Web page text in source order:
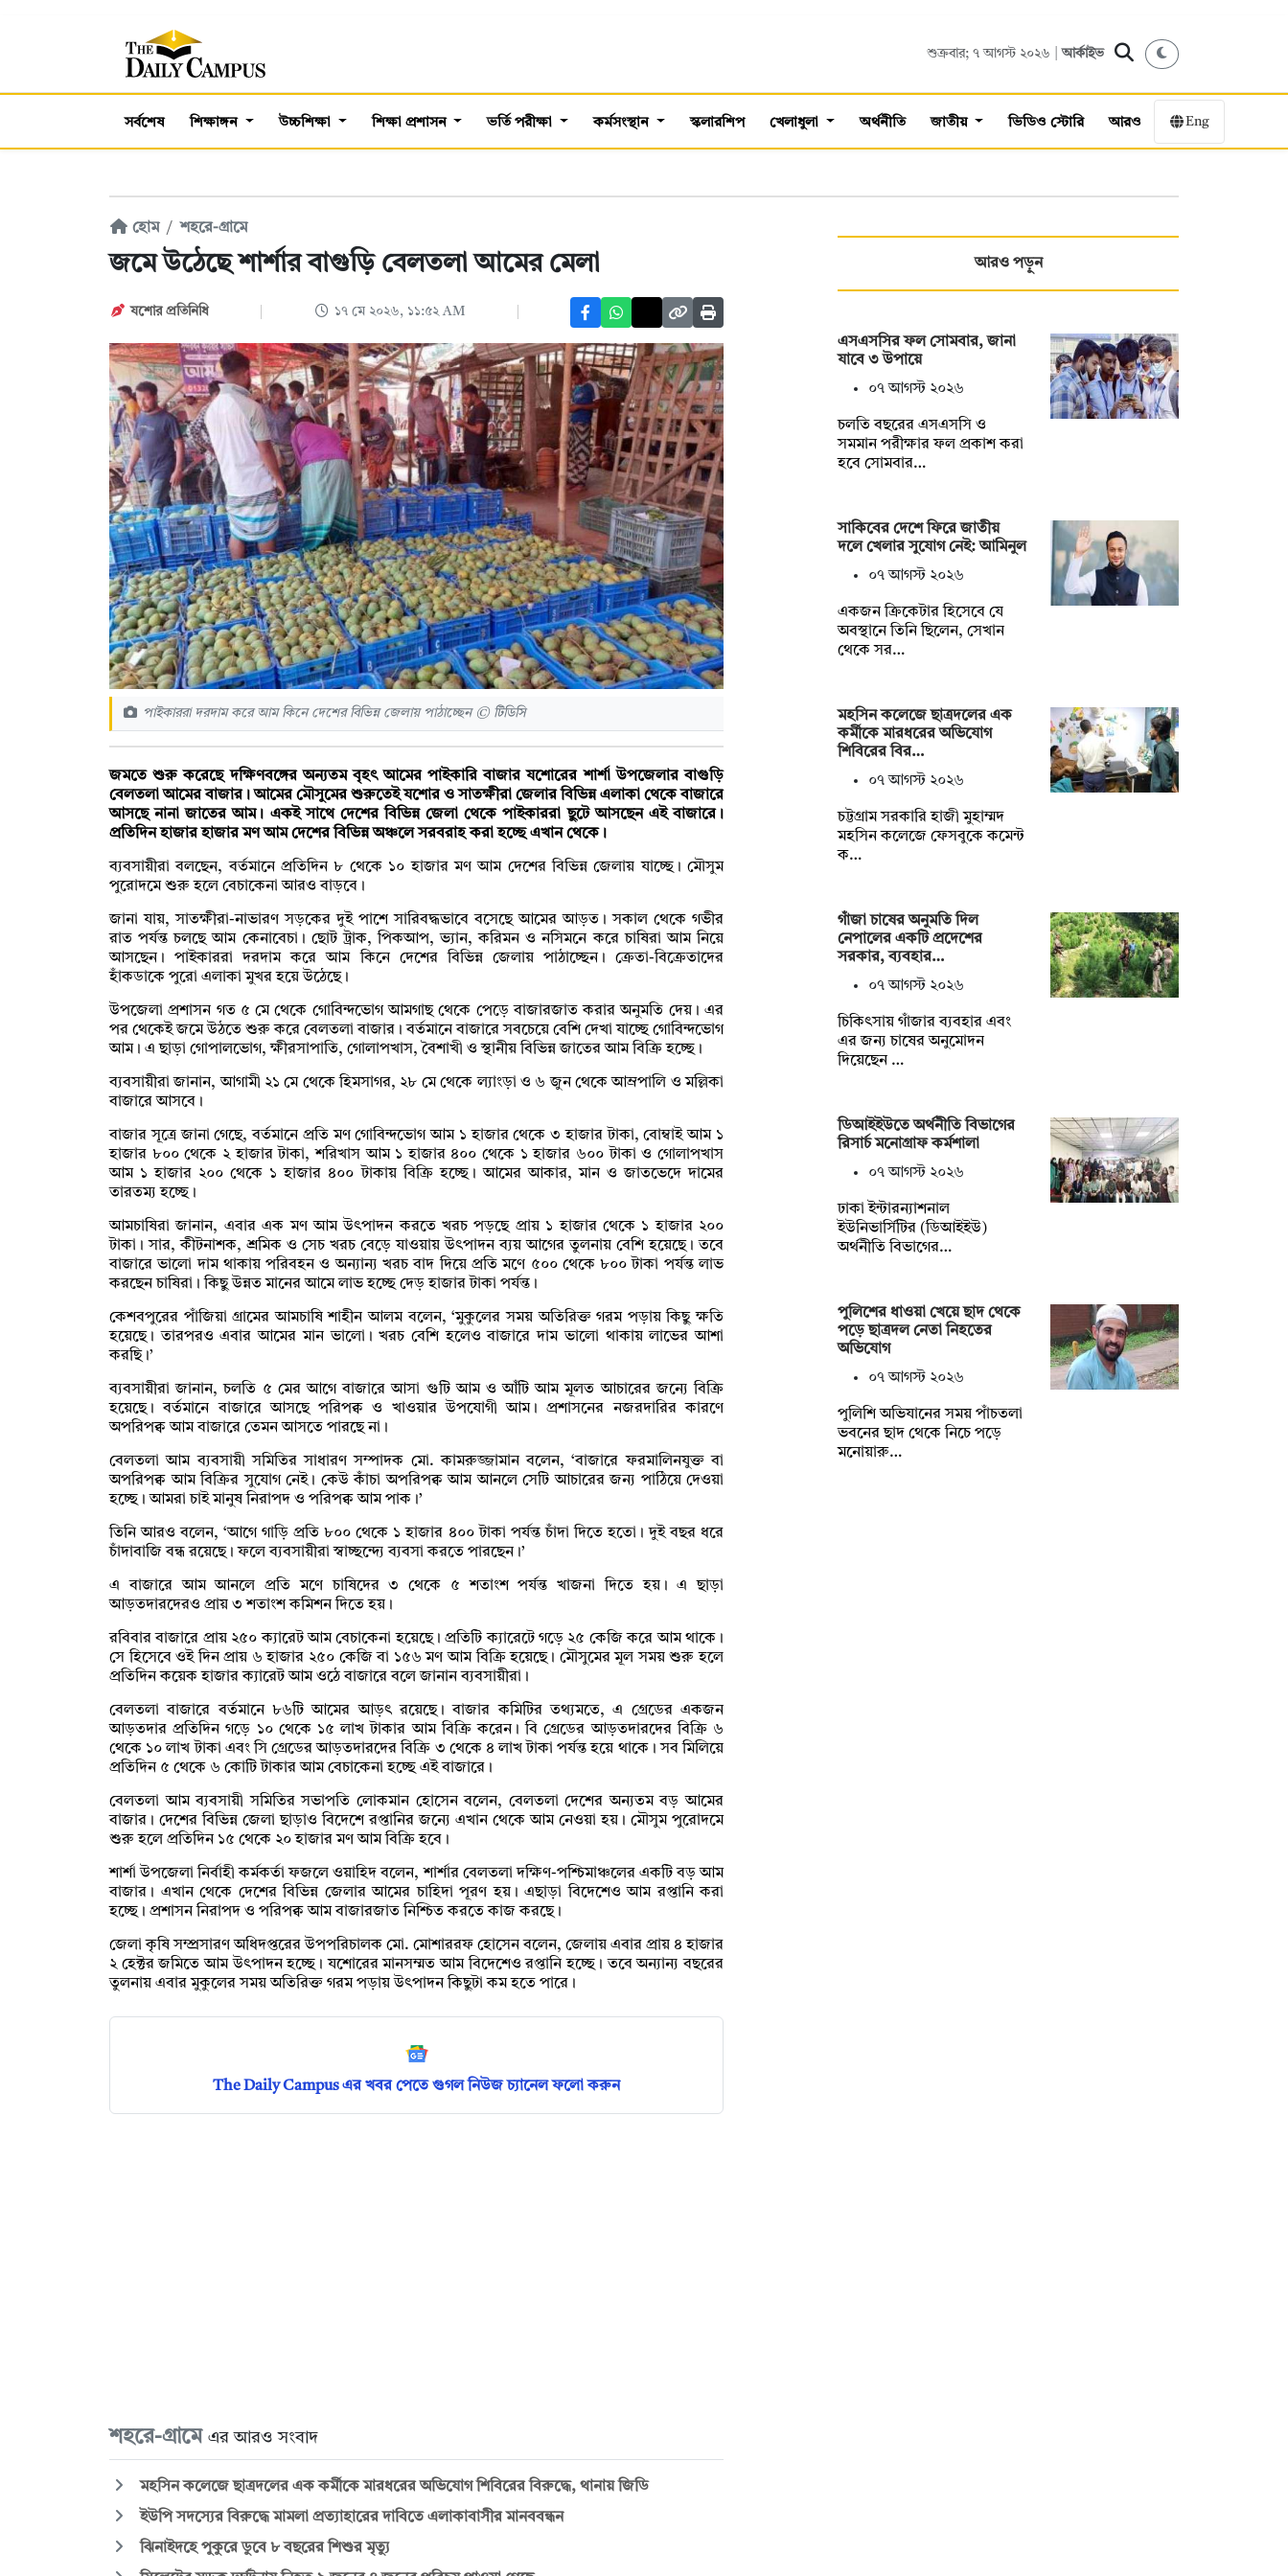
শুক্রবার; ৭ আগস্ট ২০২৬ |আর্কাইভ
সর্বশেষ শিক্ষাঙ্গন উচ্চশিক্ষা শিক্ষা প্রশাসন ভর্তি পরীক্ষা কর্মসংস্থান স্কলারশিপ খেলাধুলা অর্থনীতি জাতীয় ভিডিও স্টোরি আরও Eng
হোম শহরে-গ্রামে
জমে উঠেছে শার্শার বাগুড়ি বেলতলা আমের মেলা
যশোর প্রতিনিধি ১৭ মে ২০২৬, ১১:৫২ AM
পাইকাররা দরদাম করে আম কিনে দেশের বিভিন্ন জেলায় পাঠাচ্ছেন © টিডিসি
জমতে শুরু করেছে দক্ষিণবঙ্গের অন্যতম বৃহৎ আমের পাইকারি বাজার যশোরের শার্শা উপজেলার বাগুড়ি
বেলতলা আমের বাজার। আমের মৌসুমের শুরুতেই যশোর ও সাতক্ষীরা জেলার বিভিন্ন এলাকা থেকে বাজারে
আসছে নানা জাতের আম। একই সাথে দেশের বিভিন্ন জেলা থেকে পাইকাররা ছুটে আসছেন এই বাজারে।
প্রতিদিন হাজার হাজার মণ আম দেশের বিভিন্ন অঞ্চলে সরবরাহ করা হচ্ছে এখান থেকে।
ব্যবসায়ীরা বলছেন, বর্তমানে প্রতিদিন ৮ থেকে ১০ হাজার মণ আম দেশের বিভিন্ন জেলায় যাচ্ছে। মৌসুম
পুরোদমে শুরু হলে বেচাকেনা আরও বাড়বে।
জানা যায়, সাতক্ষীরা-নাভারণ সড়কের দুই পাশে সারিবদ্ধভাবে বসেছে আমের আড়ত। সকাল থেকে গভীর
রাত পর্যন্ত চলছে আম কেনাবেচা। ছোট ট্রাক, পিকআপ, ভ্যান, করিমন ও নসিমনে করে চাষিরা আম নিয়ে
আসছেন। পাইকাররা দরদাম করে আম কিনে দেশের বিভিন্ন জেলায় পাঠাচ্ছেন। ক্রেতা-বিক্রেতাদের
হাঁকডাকে পুরো এলাকা মুখর হয়ে উঠেছে।
উপজেলা প্রশাসন গত ৫ মে থেকে গোবিন্দভোগ আমগাছ থেকে পেড়ে বাজারজাত করার অনুমতি দেয়। এর
পর থেকেই জমে উঠতে শুরু করে বেলতলা বাজার। বর্তমানে বাজারে সবচেয়ে বেশি দেখা যাচ্ছে গোবিন্দভোগ
আম। এ ছাড়া গোপালভোগ, ক্ষীরসাপাতি, গোলাপখাস, বৈশাখী ও স্থানীয় বিভিন্ন জাতের আম বিক্রি হচ্ছে।
ব্যবসায়ীরা জানান, আগামী ২১ মে থেকে হিমসাগর, ২৮ মে থেকে ল্যাংড়া ও ৬ জুন থেকে আম্রপালি ও মল্লিকা
বাজারে আসবে।
বাজার সূত্রে জানা গেছে, বর্তমানে প্রতি মণ গোবিন্দভোগ আম ১ হাজার থেকে ৩ হাজার টাকা, বোম্বাই আম ১
হাজার ৮০০ থেকে ২ হাজার টাকা, শরিখাস আম ১ হাজার ৪০০ থেকে ১ হাজার ৬০০ টাকা ও গোলাপখাস
আম ১ হাজার ২০০ থেকে ১ হাজার ৪০০ টাকায় বিক্রি হচ্ছে। আমের আকার, মান ও জাতভেদে দামের
তারতম্য হচ্ছে।
আমচাষিরা জানান, এবার এক মণ আম উৎপাদন করতে খরচ পড়ছে প্রায় ১ হাজার থেকে ১ হাজার ২০০
টাকা। সার, কীটনাশক, শ্রমিক ও সেচ খরচ বেড়ে যাওয়ায় উৎপাদন ব্যয় আগের তুলনায় বেশি হয়েছে। তবে
বাজারে ভালো দাম থাকায় পরিবহন ও অন্যান্য খরচ বাদ দিয়ে প্রতি মণে ৫০০ থেকে ৮০০ টাকা পর্যন্ত লাভ
করছেন চাষিরা। কিছু উন্নত মানের আমে লাভ হচ্ছে দেড় হাজার টাকা পর্যন্ত।
কেশবপুরের পাঁজিয়া গ্রামের আমচাষি শাহীন আলম বলেন, ‘মুকুলের সময় অতিরিক্ত গরম পড়ায় কিছু ক্ষতি
হয়েছে। তারপরও এবার আমের মান ভালো। খরচ বেশি হলেও বাজারে দাম ভালো থাকায় লাভের আশা
করছি।’
ব্যবসায়ীরা জানান, চলতি ৫ মের আগে বাজারে আসা গুটি আম ও আঁটি আম মূলত আচারের জন্যে বিক্রি
হয়েছে। বর্তমানে বাজারে আসছে পরিপক্ব ও খাওয়ার উপযোগী আম। প্রশাসনের নজরদারির কারণে
অপরিপক্ব আম বাজারে তেমন আসতে পারছে না।
বেলতলা আম ব্যবসায়ী সমিতির সাধারণ সম্পাদক মো. কামরুজ্জামান বলেন, ‘বাজারে ফরমালিনযুক্ত বা
অপরিপক্ব আম বিক্রির সুযোগ নেই। কেউ কাঁচা অপরিপক্ব আম আনলে সেটি আচারের জন্য পাঠিয়ে দেওয়া
হচ্ছে। আমরা চাই মানুষ নিরাপদ ও পরিপক্ব আম পাক।’
তিনি আরও বলেন, ‘আগে গাড়ি প্রতি ৮০০ থেকে ১ হাজার ৪০০ টাকা পর্যন্ত চাঁদা দিতে হতো। দুই বছর ধরে
চাঁদাবাজি বন্ধ রয়েছে। ফলে ব্যবসায়ীরা স্বাচ্ছন্দ্যে ব্যবসা করতে পারছেন।’
এ বাজারে আম আনলে প্রতি মণে চাষিদের ৩ থেকে ৫ শতাংশ পর্যন্ত খাজনা দিতে হয়। এ ছাড়া
আড়তদারদেরও প্রায় ৩ শতাংশ কমিশন দিতে হয়।
রবিবার বাজারে প্রায় ২৫০ ক্যারেট আম বেচাকেনা হয়েছে। প্রতিটি ক্যারেটে গড়ে ২৫ কেজি করে আম থাকে।
সে হিসেবে ওই দিন প্রায় ৬ হাজার ২৫০ কেজি বা ১৫৬ মণ আম বিক্রি হয়েছে। মৌসুমের মূল সময় শুরু হলে
প্রতিদিন কয়েক হাজার ক্যারেট আম ওঠে বাজারে বলে জানান ব্যবসায়ীরা।
বেলতলা বাজারে বর্তমানে ৮৬টি আমের আড়ৎ রয়েছে। বাজার কমিটির তথ্যমতে, এ গ্রেডের একজন
আড়তদার প্রতিদিন গড়ে ১০ থেকে ১৫ লাখ টাকার আম বিক্রি করেন। বি গ্রেডের আড়তদারদের বিক্রি ৬
থেকে ১০ লাখ টাকা এবং সি গ্রেডের আড়তদারদের বিক্রি ৩ থেকে ৪ লাখ টাকা পর্যন্ত হয়ে থাকে। সব মিলিয়ে
প্রতিদিন ৫ থেকে ৬ কোটি টাকার আম বেচাকেনা হচ্ছে এই বাজারে।
বেলতলা আম ব্যবসায়ী সমিতির সভাপতি লোকমান হোসেন বলেন, বেলতলা দেশের অন্যতম বড় আমের
বাজার। দেশের বিভিন্ন জেলা ছাড়াও বিদেশে রপ্তানির জন্যে এখান থেকে আম নেওয়া হয়। মৌসুম পুরোদমে
শুরু হলে প্রতিদিন ১৫ থেকে ২০ হাজার মণ আম বিক্রি হবে।
শার্শা উপজেলা নির্বাহী কর্মকর্তা ফজলে ওয়াহিদ বলেন, শার্শার বেলতলা দক্ষিণ-পশ্চিমাঞ্চলের একটি বড় আম
বাজার। এখান থেকে দেশের বিভিন্ন জেলার আমের চাহিদা পূরণ হয়। এছাড়া বিদেশেও আম রপ্তানি করা
হচ্ছে। প্রশাসন নিরাপদ ও পরিপক্ব আম বাজারজাত নিশ্চিত করতে কাজ করছে।
জেলা কৃষি সম্প্রসারণ অধিদপ্তরের উপপরিচালক মো. মোশাররফ হোসেন বলেন, জেলায় এবার প্রায় ৪ হাজার
২ হেক্টর জমিতে আম উৎপাদন হচ্ছে। যশোরের মানসম্মত আম বিদেশেও রপ্তানি হচ্ছে। তবে অন্যান্য বছরের
তুলনায় এবার মুকুলের সময় অতিরিক্ত গরম পড়ায় উৎপাদন কিছুটা কম হতে পারে।
The Daily Campus এর খবর পেতে গুগল নিউজ চ্যানেল ফলো করুন
শহরে-গ্রামে এর আরও সংবাদ
মহসিন কলেজে ছাত্রদলের এক কর্মীকে মারধরের অভিযোগ শিবিরের বিরুদ্ধে, থানায় জিডি
ইউপি সদস্যের বিরুদ্ধে মামলা প্রত্যাহারের দাবিতে এলাকাবাসীর মানববন্ধন
ঝিনাইদহে পুকুরে ডুবে ৮ বছরের শিশুর মৃত্যু
আরও পড়ুন
এসএসসির ফল সোমবার, জানা
যাবে ৩ উপায়ে
০৭ আগস্ট ২০২৬
চলতি বছরের এসএসসি ও
সমমান পরীক্ষার ফল প্রকাশ করা
হবে সোমবার…
সাকিবের দেশে ফিরে জাতীয়
দলে খেলার সুযোগ নেই: আমিনুল
০৭ আগস্ট ২০২৬
একজন ক্রিকেটার হিসেবে যে
অবস্থানে তিনি ছিলেন, সেখান
থেকে সর…
মহসিন কলেজে ছাত্রদলের এক
কর্মীকে মারধরের অভিযোগ
শিবিরের বির…
০৭ আগস্ট ২০২৬
চট্টগ্রাম সরকারি হাজী মুহাম্মদ
মহসিন কলেজে ফেসবুকে কমেন্ট
ক…
গাঁজা চাষের অনুমতি দিল
নেপালের একটি প্রদেশের
সরকার, ব্যবহার…
০৭ আগস্ট ২০২৬
চিকিৎসায় গাঁজার ব্যবহার এবং
এর জন্য চাষের অনুমোদন
দিয়েছেন …
ডিআইইউতে অর্থনীতি বিভাগের
রিসার্চ মনোগ্রাফ কর্মশালা
০৭ আগস্ট ২০২৬
ঢাকা ইন্টারন্যাশনাল
ইউনিভার্সিটির (ডিআইইউ)
অর্থনীতি বিভাগের…
পুলিশের ধাওয়া খেয়ে ছাদ থেকে
পড়ে ছাত্রদল নেতা নিহতের
অভিযোগ
০৭ আগস্ট ২০২৬
পুলিশি অভিযানের সময় পাঁচতলা
ভবনের ছাদ থেকে নিচে পড়ে
মনোয়ারু…